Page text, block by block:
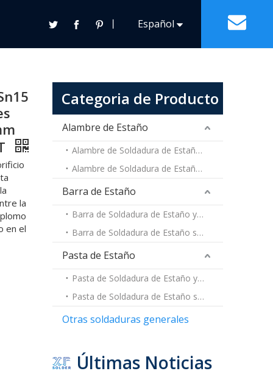
de Estaño sin Plomo
Contacto 丨 Español
English
la
en el
Categoria de Producto
Alambre de Estaño
Alambre de Soldadura de Estaño y Plomo
Alambre de Soldadura de Estaño sin Plomo
Barra de Estaño
Barra de Soldadura de Estaño y Plomo
Barra de Soldadura de Estaño sin Plomo
Pasta de Estaño
Pasta de Soldadura de Estaño y Plomo
Pasta de Soldadura de Estaño sin Plomo
Otras soldaduras generales
Últimas Noticias
La combinación de la probada aleación 60 sn 40